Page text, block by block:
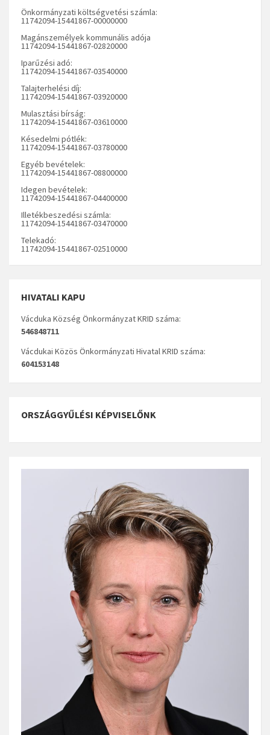
Önkormányzati költségvetési számla:
11742094-15441867-00000000
Magánszemélyek kommunális adója
11742094-15441867-02820000
Iparűzési adó:
11742094-15441867-03540000
Talajterhelési díj:
11742094-15441867-03920000
Mulasztási bírság:
11742094-15441867-03610000
Késedelmi pótlék:
11742094-15441867-03780000
Egyéb bevételek:
11742094-15441867-08800000
Idegen bevételek:
11742094-15441867-04400000
Illetékbeszedési számla:
11742094-15441867-03470000
Telekadó:
11742094-15441867-02510000
HIVATALI KAPU
Vácduka Község Önkormányzat KRID száma:
546848711
Vácdukai Közös Önkormányzati Hivatal KRID száma:
604153148
ORSZÁGGYŰLÉSI KÉPVISELŐNK